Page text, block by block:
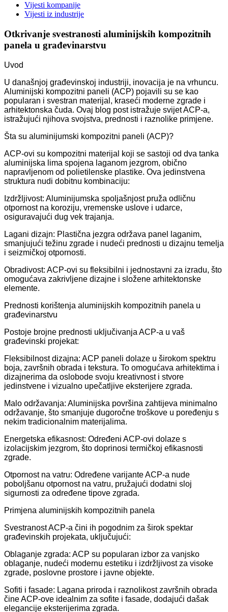
Vijesti kompanije
Vijesti iz industrije
Otkrivanje svestranosti aluminijskih kompozitnih
panela u građevinarstvu
Uvod
U današnjoj građevinskoj industriji, inovacija je na vrhuncu.
Aluminijski kompozitni paneli (ACP) pojavili su se kao
popularan i svestran materijal, kraseći moderne zgrade i
arhitektonska čuda. Ovaj blog post istražuje svijet ACP-a,
istražujući njihova svojstva, prednosti i raznolike primjene.
Šta su aluminijumski kompozitni paneli (ACP)?
ACP-ovi su kompozitni materijal koji se sastoji od dva tanka
aluminijska lima spojena laganom jezgrom, obično
napravljenom od polietilenske plastike. Ova jedinstvena
struktura nudi dobitnu kombinaciju:
Izdržljivost: Aluminijumska spoljašnjost pruža odličnu
otpornost na koroziju, vremenske uslove i udarce,
osiguravajući dug vek trajanja.
Lagani dizajn: Plastična jezgra održava panel laganim,
smanjujući težinu zgrade i nudeći prednosti u dizajnu temelja
i seizmičkoj otpornosti.
Obradivost: ACP-ovi su fleksibilni i jednostavni za izradu, što
omogućava zakrivljene dizajne i složene arhitektonske
elemente.
Prednosti korištenja aluminijskih kompozitnih panela u
građevinarstvu
Postoje brojne prednosti uključivanja ACP-a u vaš
građevinski projekat:
Fleksibilnost dizajna: ACP paneli dolaze u širokom spektru
boja, završnih obrada i tekstura. To omogućava arhitektima i
dizajnerima da oslobode svoju kreativnost i stvore
jedinstvene i vizualno upečatljive eksterijere zgrada.
Malo održavanja: Aluminijska površina zahtijeva minimalno
održavanje, što smanjuje dugoročne troškove u poređenju s
nekim tradicionalnim materijalima.
Energetska efikasnost: Određeni ACP-ovi dolaze s
izolacijskim jezgrom, što doprinosi termičkoj efikasnosti
zgrade.
Otpornost na vatru: Određene varijante ACP-a nude
poboljšanu otpornost na vatru, pružajući dodatni sloj
sigurnosti za određene tipove zgrada.
Primjena aluminijskih kompozitnih panela
Svestranost ACP-a čini ih pogodnim za širok spektar
građevinskih projekata, uključujući:
Oblaganje zgrada: ACP su popularan izbor za vanjsko
oblaganje, nudeći modernu estetiku i izdržljivost za visoke
zgrade, poslovne prostore i javne objekte.
Sofiti i fasade: Lagana priroda i raznolikost završnih obrada
čine ACP-ove idealnim za sofite i fasade, dodajući dašak
elegancije eksterijerima zgrada.